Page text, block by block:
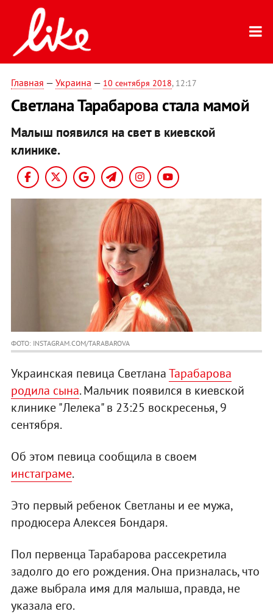
Главная — Украина — 10 сентября 2018, 12:17
Светлана Тарабарова стала мамой
Малыш появился на свет в киевской
клинике.
ФОТО: INSTAGRAM.COM/TARABAROVA
Украинская певица СветланаТарабарова
родила сына. Мальчик появился в киевской
клинике "Лелека" в 23:25 воскресенья, 9
сентября.
Об этом певица сообщила в своем
инстаграме.
Это первый ребенок Светланы и ее мужа,
продюсера Алексея Бондаря.
Пол первенца Тарабарова рассекретила
задолго до его рождения. Она призналась, что
даже выбрала имя для малыша, правда, не
указала его.